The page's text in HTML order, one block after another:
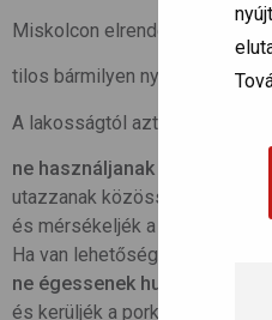
Miskolcon elrendelték a
tilos bármilyen nyílt téri
A lakosságtól azt kérik, hogy
ne használjanak személyautót
utazzanak közösségi
és mérsékeljék a szilárd
Ha van lehetőség gázfűtésre,
ne égessenek hulladékot,
és kerüljék a porképződéssel